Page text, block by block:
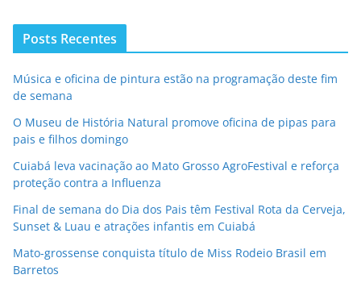
Posts Recentes
Música e oficina de pintura estão na programação deste fim
de semana
O Museu de História Natural promove oficina de pipas para
pais e filhos domingo
Cuiabá leva vacinação ao Mato Grosso AgroFestival e reforça
proteção contra a Influenza
Final de semana do Dia dos Pais têm Festival Rota da Cerveja,
Sunset & Luau e atrações infantis em Cuiabá
Mato-grossense conquista título de Miss Rodeio Brasil em
Barretos